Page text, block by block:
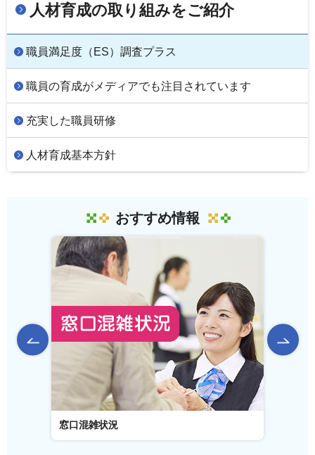
人材育成の取り組みをご紹介
職員満足度（ES）調査プラス
職員の育成がメディアでも注目されています
充実した職員研修
人材育成基本方針
おすすめ情報
前のスライドを表示
窓口混雑状況